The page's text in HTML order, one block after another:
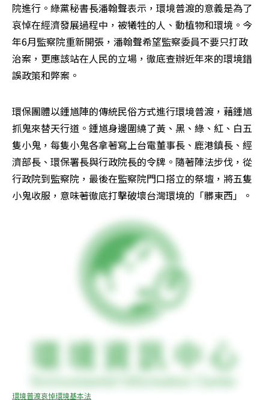
院進行。綠黨秘書長潘翰聲表示，環境普渡的意義是為了
哀悼在經濟發展過程中，被犧牲的人、動植物和環境。今
年6月監察院重新開張，潘翰聲希望監察委員不要只打政
治案，更應該站在人民的立場，徹底查辦近年來的環境錯
誤政策和弊案。
環保團體以鍾馗陣的傳統民俗方式進行環境普渡，藉鍾馗
抓鬼來替天行道。鍾馗身邊圍繞了黃、黑、綠、紅、白五
隻小鬼，每隻小鬼各拿著寫上台電董事長、鹿港鎮長、經
濟部長、環保署長與行政院長的令牌。隨著陣法步伐，從
行政院到監察院，最後在監察院門口搭立的祭壇，將五隻
小鬼收服，意味著徹底打擊破壞台灣環境的「髒東西」。
環境普渡哀悼環境基本法